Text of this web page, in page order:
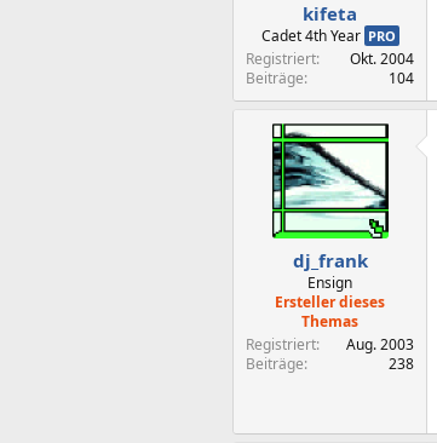
kifeta
Cadet 4th Year PRO
Registriert
Okt. 2004
Beiträge
104
dj_frank
Ensign
Ersteller dieses
Themas
Registriert
Aug. 2003
Beiträge
238